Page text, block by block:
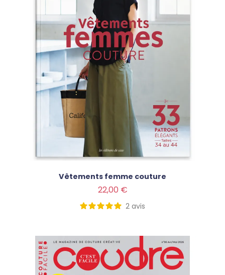
Vêtements femme couture
22,00 €
2 avis